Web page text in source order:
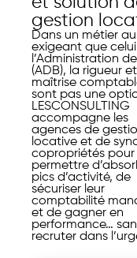
gestion
Dans un métier
exigeant que
l’Administration
(ADB), la rigueur
maîtrise
sont pas une
LESCONSULTING
accompagne les
agences de
locative et de
copropriétés pour
permettre
pics d’activité, de
sécuriser leur
comptabilité
et de gagner en
performance…
recruter dans